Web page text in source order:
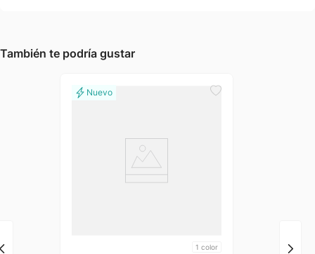
También te podría gustar
1 color